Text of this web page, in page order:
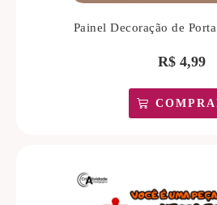
Painel Decoração de
R$4,99